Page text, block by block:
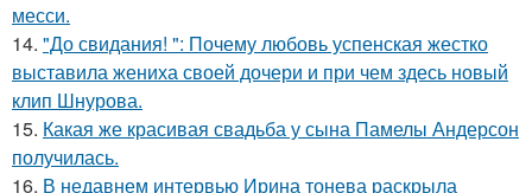
месси.
14. "До свидания! ": Почему любовь успенская жестко
выставила жениха своей дочери и при чем здесь новый
клип Шнурова.
15. Какая же красивая свадьба у сына Памелы Андерсон
получилась.
16. В недавнем интервью Ирина тонева раскрыла